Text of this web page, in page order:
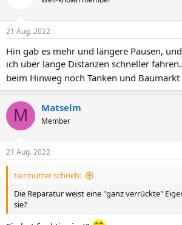
21 Aug. 2022
Hin gab es mehr und längere Pausen,
ich über lange Distanzen schneller
beim Hinweg noch Tanken und
M Matselm
Member
21 Aug. 2022
tiermutter schrieb:
Die Reparatur weist eine "ganz verrückte"
sie?